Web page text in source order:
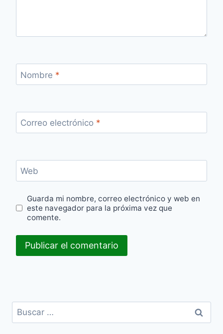
Nombre *
Correo electrónico *
Web
Guarda mi nombre, correo electrónico y web en
este navegador para la próxima vez que
comente.
Buscar: